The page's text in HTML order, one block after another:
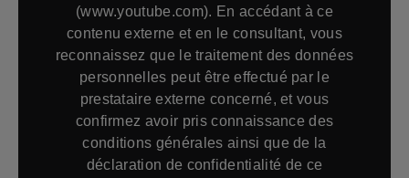
(www.youtube.com). En accédant à ce
contenu externe et en le consultant, vous
reconnaissez que le traitement des données
personnelles peut être effectué par le
prestataire externe concerné, et vous
confirmez avoir pris connaissance des
conditions générales ainsi que de la
déclaration de confidentialité de ce